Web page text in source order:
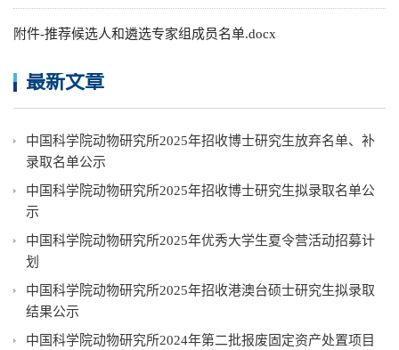
附件-推荐候选人和遴选专家组成员名单.docx
最新文章
中国科学院动物研究所2025年招收博士研究生放弃名单、补
录取名单公示
中国科学院动物研究所2025年招收博士研究生拟录取名单公
示
中国科学院动物研究所2025年优秀大学生夏令营活动招募计
划
中国科学院动物研究所2025年招收港澳台硕士研究生拟录取
结果公示
中国科学院动物研究所2024年第二批报废固定资产处置项目